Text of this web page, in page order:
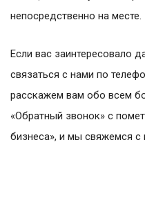
непосредственно на месте.
Если вас заинтересовало
связаться с нами по
расскажем вам обо всем
«Обратный звонок» с
бизнеса», и мы свяжемся с